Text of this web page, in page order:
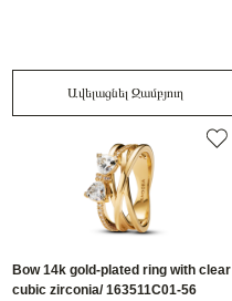
Ավելացնել Զամբյուղ
Bow 14k gold-plated ring with clear
cubic zirconia/ 163511C01-56